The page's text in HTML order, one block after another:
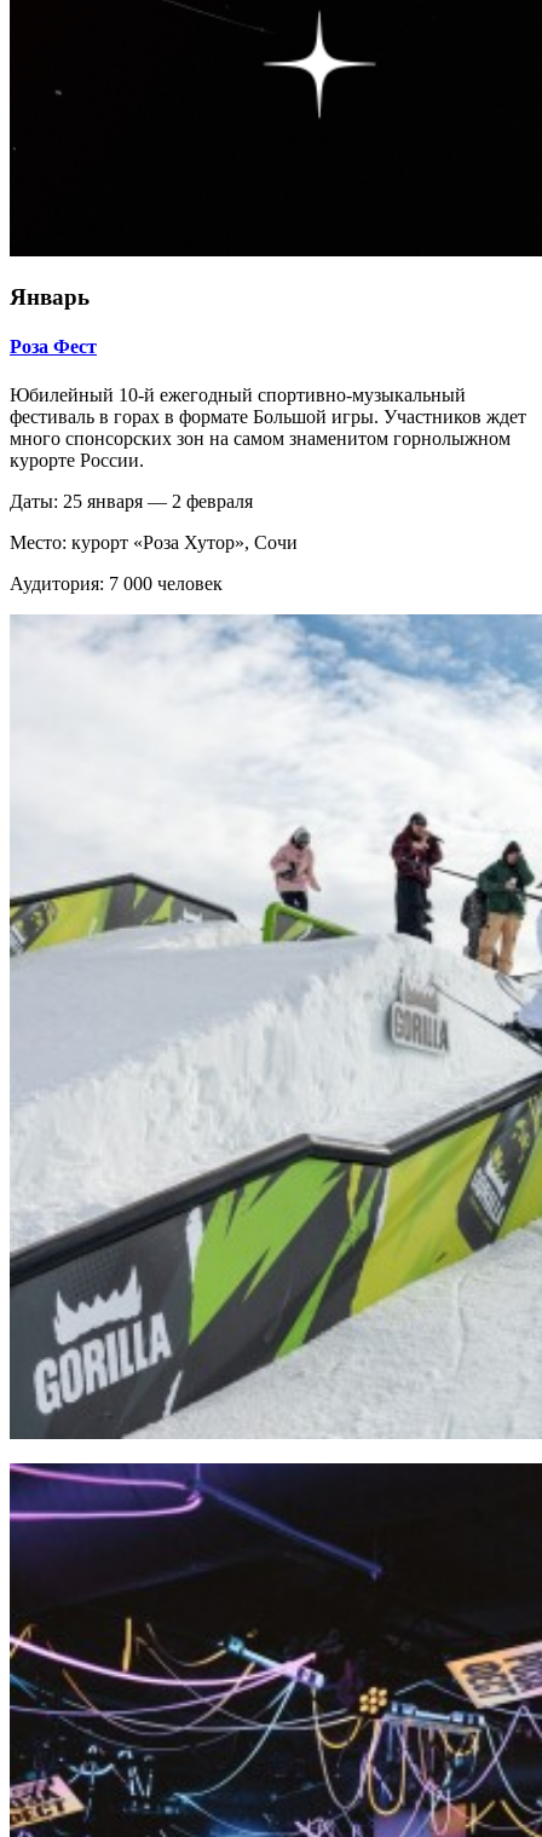
Январь
Роза Фест
Юбилейный 10-й ежегодный спортивно-музыкальный
фестиваль в горах в формате Большой игры. Участников ждет
много спонсорских зон на самом знаменитом горнолыжном
курорте России.
Даты: 25 января — 2 февраля
Место: курорт «Роза Хутор», Сочи
Аудитория: 7 000 человек